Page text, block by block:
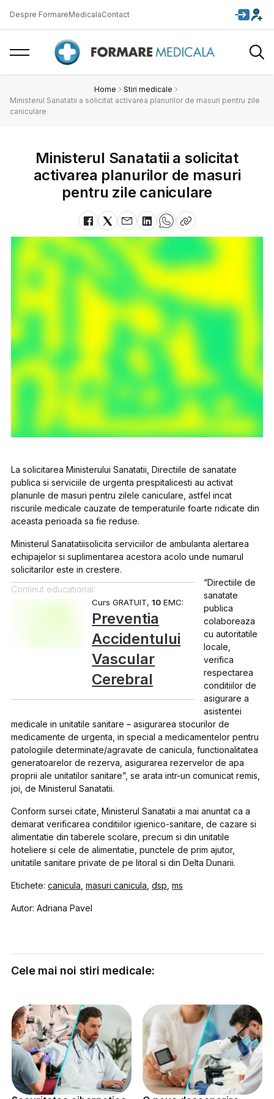
Despre FormareMedicalaContact
Home
Stiri medicale
Ministerul Sanatatii a solicitat activarea planurilor de masuri pentru zile
caniculare
Ministerul Sanatatii a solicitat
activarea planurilor de masuri
pentru zile caniculare
La solicitarea Ministerului Sanatatii, Directiile de sanatate
publica si serviciile de urgenta prespitalicesti au activat
planurile de masuri pentru zilele caniculare, astfel incat
riscurile medicale cauzate de temperaturile foarte ridicate din
aceasta perioada sa fie reduse.
Ministerul Sanatatiisolicita serviciilor de ambulanta alertarea
echipajelor si suplimentarea acestora acolo unde numarul
solicitarilor este in crestere.
Continut educational:
Curs GRATUIT,10 EMC:
Preventia
Accidentului
Vascular
Cerebral
“Directiile de
sanatate
publica
colaboreaza
cu autoritatile
locale,
verifica
respectarea
conditiilor de
asigurare a
asistentei
medicale in unitatile sanitare – asigurarea stocurilor de
medicamente de urgenta, in special a medicamentelor pentru
patologiile determinate/agravate de canicula, functionalitatea
generatoarelor de rezerva, asigurarea rezervelor de apa
proprii ale unitatilor sanitare”, se arata intr-un comunicat remis,
joi, de Ministerul Sanatatii.
Conform sursei citate, Ministerul Sanatatii a mai anuntat ca a
demarat verificarea conditiilor igienico-sanitare, de cazare si
alimentatie din taberele scolare, precum si din unitatile
hoteliere si cele de alimentatie, punctele de prim ajutor,
unitatile sanitare private de pe litoral si din Delta Dunarii.
Etichete:canicula ,masuri canicula ,dsp ,ms
Autor: Adriana Pavel
Cele mai noi stiri medicale: